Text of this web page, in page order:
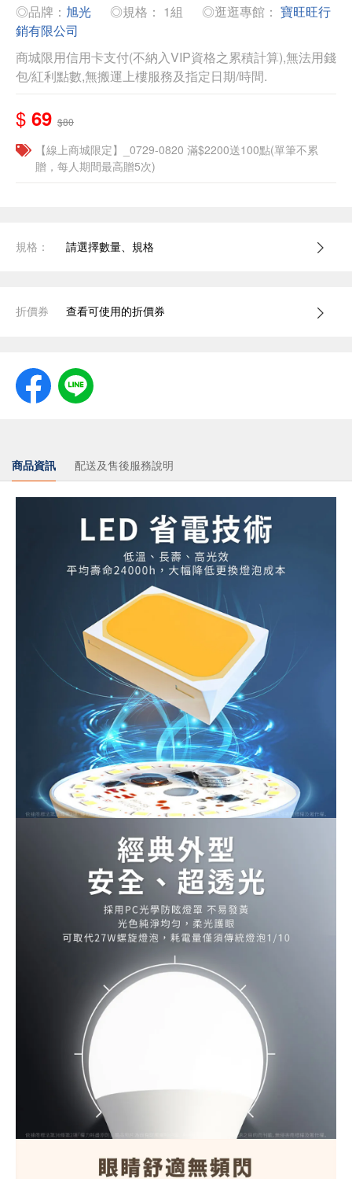
◎品牌： 旭光 ◎規格： 1組 ◎逛逛專館： 寶旺旺行
銷有限公司
商城限用信用卡支付(不納入VIP資格之累積計算),無法用錢
包/紅利點數,無搬運上樓服務及指定日期/時間.
$ 69 $80
【線上商城限定】_0729-0820 滿$2200送100點(單筆不累
贈，每人期間最高贈5次)
規格： 請選擇數量、規格
折價券 查看可使用的折價券
商品資訊 配送及售後服務說明